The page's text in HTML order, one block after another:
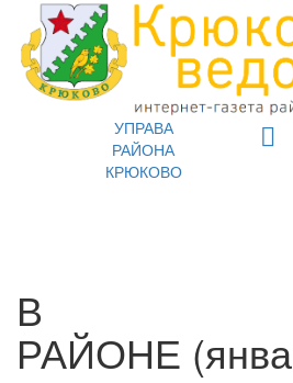
УПРАВА
РАЙОНА
КРЮКОВО
В
РАЙОНЕ